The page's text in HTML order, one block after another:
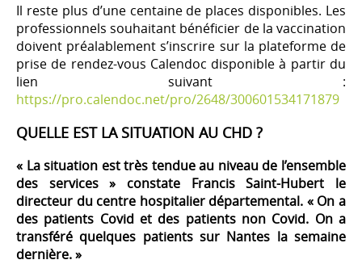
Il reste plus d’une centaine de places disponibles. Les
professionnels souhaitant bénéficier de la vaccination
doivent préalablement s’inscrire sur la plateforme de
prise de rendez-vous Calendoc disponible à partir du
lien suivant :
https://pro.calendoc.net/pro/2648/300601534171879
QUELLE EST LA SITUATION AU CHD ?
« La situation est très tendue au niveau de l’ensemble
des services » constate Francis Saint-Hubert le
directeur du centre hospitalier départemental. « On a
des patients Covid et des patients non Covid. On a
transféré quelques patients sur Nantes la semaine
dernière. »